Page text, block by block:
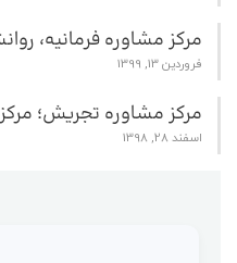
مرکز مشاوره فرمانیه،
فروردین 13, 1399
مرکز مشاوره تجریش؛
اسفند 28, 1398